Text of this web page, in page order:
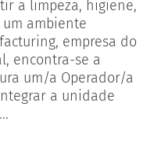
About us
Contact
a limpeza, higiene,
um ambiente
empresa do
encontra-se a
um/a Operador/a
a unidade